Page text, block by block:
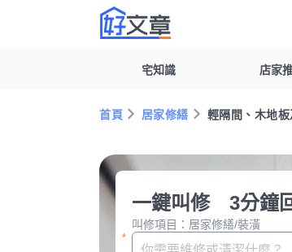
宅知識 店家
首頁 居家修繕 輕隔間、木地
一鍵叫修 3分鐘
叫修項目：居家修繕/裝潢